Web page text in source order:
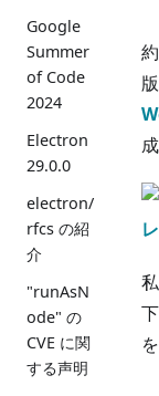
Google
Summer
of Code
2024
Electron
29.0.0
electron/
rfcs の紹
介
"runAsN
ode" の
CVE に関
する声明